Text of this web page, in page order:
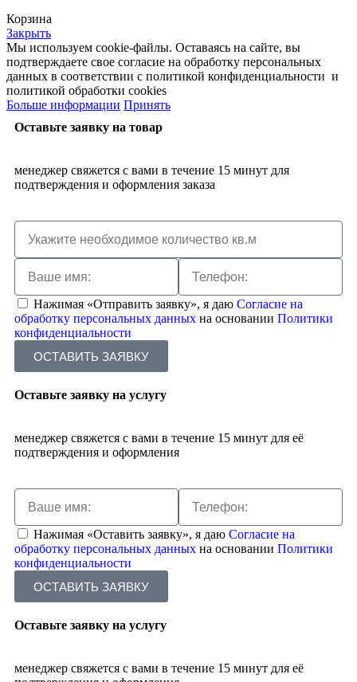
Корзина
Закрыть
Мы используем cookie-файлы. Оставаясь на сайте, вы
подтверждаете свое согласие на обработку персональных
данных в соответствии с политикой конфиденциальности и
политикой обработки cookies
Больше информации Принять
Оставьте заявку на товар
менеджер свяжется с вами в течение 15 минут для
подтверждения и оформления заказа
Нажимая «Отправить заявку», я даю Согласие на
обработку персональных данных на основании Политики
конфиденциальности
ОСТАВИТЬ ЗАЯВКУ
Оставьте заявку на услугу
менеджер свяжется с вами в течение 15 минут для её
подтверждения и оформления
Нажимая «Оставить заявку», я даю Согласие на
обработку персональных данных на основании Политики
конфиденциальности
ОСТАВИТЬ ЗАЯВКУ
Оставьте заявку на услугу
менеджер свяжется с вами в течение 15 минут для её